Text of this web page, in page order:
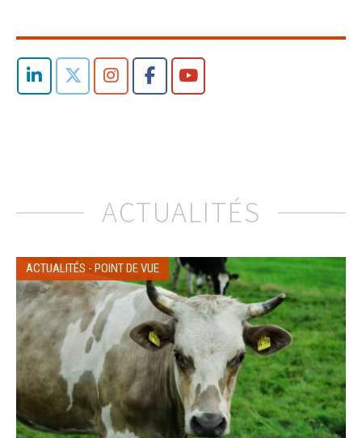
ACTUALITÉS
ACTUALITÉS - POINT DE VUE